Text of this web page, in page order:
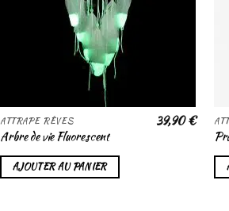
ATTRAPE RÊVES
Arbre de vie Fluorescent
39,90€
AJOUTER AU PANIER